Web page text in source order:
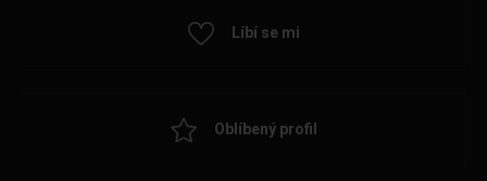
Líbí se mi
Oblíbený profil